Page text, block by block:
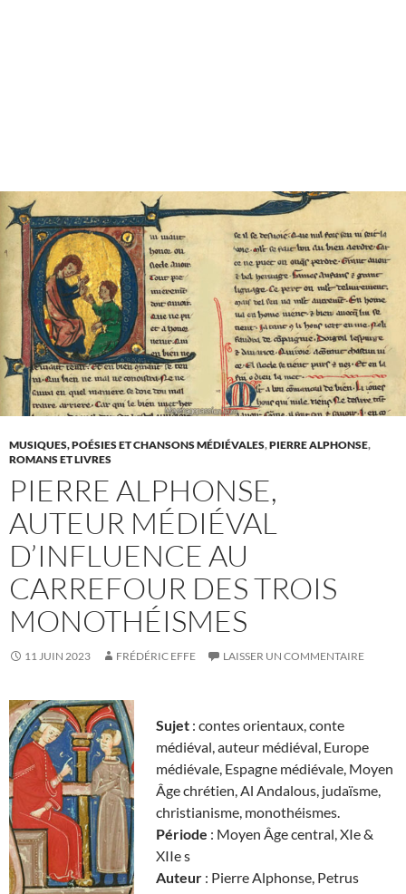
MUSIQUES, POÉSIES ET CHANSONS MÉDIÉVALES,PIERRE ALPHONSE,
ROMANS ET LIVRES
PIERRE ALPHONSE,
AUTEUR MÉDIÉVAL
D’INFLUENCE AU
CARREFOUR DES TROIS
MONOTHÉISMES
11 JUIN 2023 FRÉDÉRIC EFFE LAISSER UN COMMENTAIRE
Sujet : contes orientaux, conte
médiéval, auteur médiéval, Europe
médiévale, Espagne médiévale, Moyen
Âge chrétien, Al Andalous, judaïsme,
christianisme, monothéismes.
Période : Moyen Âge central, XIe &
XIIe s
Auteur : Pierre Alphonse, Petrus